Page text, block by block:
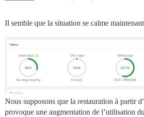
Il semble que la situation se calme
Nous supposons que la restauration à partir
provoque une augmentation de l’utilisation